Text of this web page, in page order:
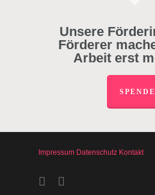
Unsere
Förderer
Arbeit erst
Impressum Datenschutz Kontakt
facebookinstagram